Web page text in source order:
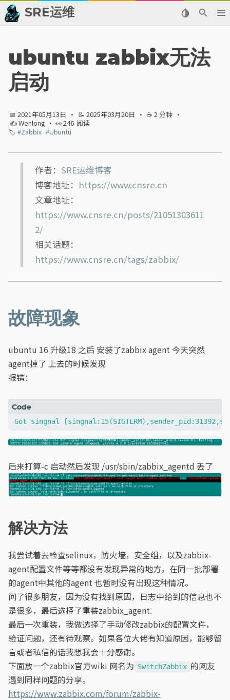
SRE运维
👬 友情链接
📈 热点新闻
💬 留言板
ubuntu zabbix无法
启动
📅 2021年05月13日 · 📝 2025年03月20日 · ☕ 2 分钟 ·
✍ Wenlong · 👀246 阅读
🏷️ #Zabbix #Ubuntu
作者： SRE运维博客
博客地址： https://www.cnsre.cn
文章地址：
https://www.cnsre.cn/posts/21051303611
2/
相关话题：
https://www.cnsre.cn/tags/zabbix/
故障现象
ubuntu 16 升级18 之后 安装了zabbix agent 今天突然
agent掉了 上去的时候发现
报错：
后来打算-c 启动然后发现 /usr/sbin/zabbix_agentd 丢了
解决方法
我尝试着去检查selinux，防火墙，安全组，以及zabbix-
agent配置文件等等都没有发现异常的地方，在同一批部署
的agent中其他的agent 也暂时没有出现这种情况。
问了很多朋友，因为没有找到原因，日志中给到的信息也不
是很多，最后选择了重装zabbix_agent.
最后一次重装，我做选择了手动修改zabbix的配置文件，
验证问题，还有待观察。如果各位大佬有知道原因，能够留
言或者私信的话我想我会十分感谢。
下面放一个zabbix官方wiki 网名为 SwitchZabbix 的网友
遇到同样问题的分享。
https://www.zabbix.com/forum/zabbix-